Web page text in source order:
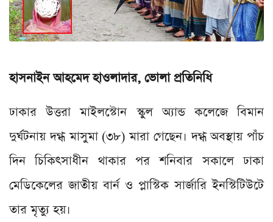
হাসনাইন আহমেদ হাওলাদার, ভোলা প্রতিনিধি
ঢাকার উত্তরা মাইলস্টোন স্কুল অ্যান্ড কলেজে বিমান
দুর্ঘটনায় দগ্ধ মাসুমা (৩৮) মারা গেছেন। দগ্ধ অবস্থায় পাঁচ
দিন চিকিৎসাধীন থাকার পর শনিবার সকালে ঢাকা
মেডিকেলের জাতীয় বার্ন ও প্লাস্টিক সার্জারি ইনস্টিটিউটে
তার মৃত্যু হয়।